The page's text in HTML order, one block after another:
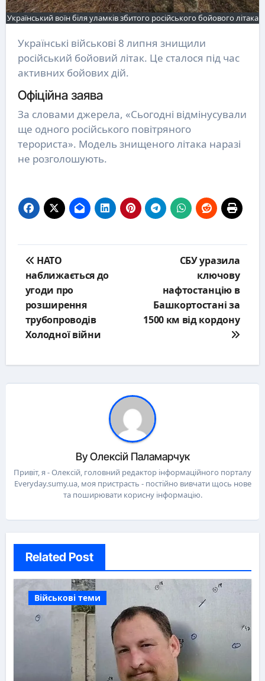
Український воїн біля уламків збитого російського бойового літака
Українські військові 8 липня знищили
російський бойовий літак. Це сталося під час
активних бойових дій.
Офіційна заява
За словами джерела, «Сьогодні відмінусували
ще одного російського повітряного
терориста». Модель знищеного літака наразі
не розголошують.
navigation
НАТО
наближається до
угоди про
розширення
трубопроводів
Холодної війни
СБУ уразила
ключову
нафтостанцію в
Башкортостані за
1500 км від кордону
ByОлексій Паламарчук
Привіт, я - Олексій, головний редактор інформаційного порталу
Everyday.sumy.ua, моя пристрасть - постійно вивчати щось нове
та поширювати корисну інформацію.
Related Post
Військові теми